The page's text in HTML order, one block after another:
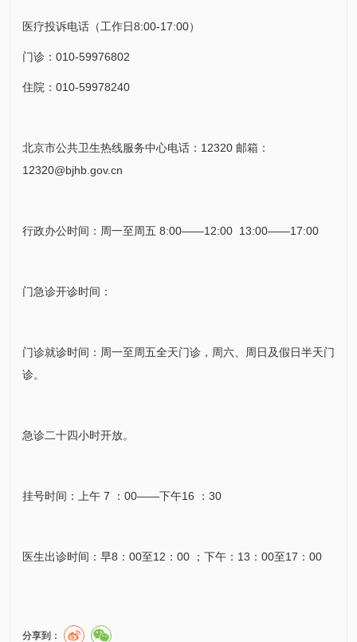
医疗投诉电话（工作日8:00-17:00）
门诊：010-59976802
住院：010-59978240
北京市公共卫生热线服务中心电话：12320 邮箱：
12320@bjhb.gov.cn
行政办公时间：周一至周五 8:00——12:00 13:00——17:00
门急诊开诊时间：
门诊就诊时间：周一至周五全天门诊，周六、周日及假日半天门
诊。
急诊二十四小时开放。
挂号时间：上午 7 ：00——下午16 ：30
医生出诊时间：早8：00至12：00 ；下午：13：00至17：00
分享到：